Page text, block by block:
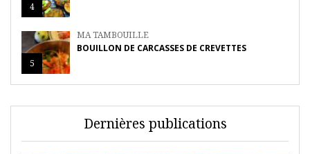
4
5
MA TAMBOUILLE
BOUILLON DE CARCASSES DE CREVETTES
Dernières publications